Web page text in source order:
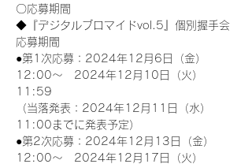
〇応募期間
◆『デジタルブロマイドvol.5』個別握手会
応募期間
●第1次応募：2024年12月6日（金）
12:00～　2024年12月10日（火）
11:59
（当落発表：2024年12月11日（水）
11:00までに発表予定）
●第2次応募：2024年12月13日（金）
12:00～　2024年12月17日（火）